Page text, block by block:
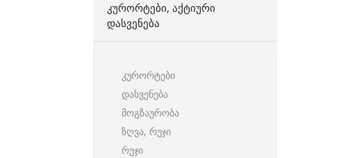
ᲙᲣᲠᲝᲠᲢᲔᲑᲘ, ᲐᲥᲢᲘᲣᲠᲘ
ᲓᲐᲡᲕᲔᲜᲔᲑᲐ
კურორტები
დასვენება
მოგზაურობა
ზღვა, რუჯი
რუჯი